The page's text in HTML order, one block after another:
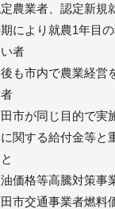
農業者、認定新規
により就農1年目
者
も市内で農業経営
市が同じ目的で実
に関する給付金等と
油価格等高騰対策事
市交通事業者燃料